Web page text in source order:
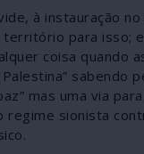
à instauração
para isso;
coisa quando
mas uma via
sionista